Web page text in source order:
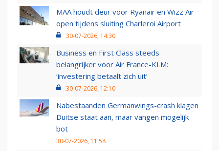
MAA houdt deur voor Ryanair en Wizz Air
open tijdens sluiting Charleroi Airport
30-07-2026, 14:30
Business en First Class steeds
belangrijker voor Air France-KLM:
‘investering betaalt zich uit’
30-07-2026, 12:10
Nabestaanden Germanwings-crash klagen
Duitse staat aan, maar vangen mogelijk
bot
30-07-2026, 11:58